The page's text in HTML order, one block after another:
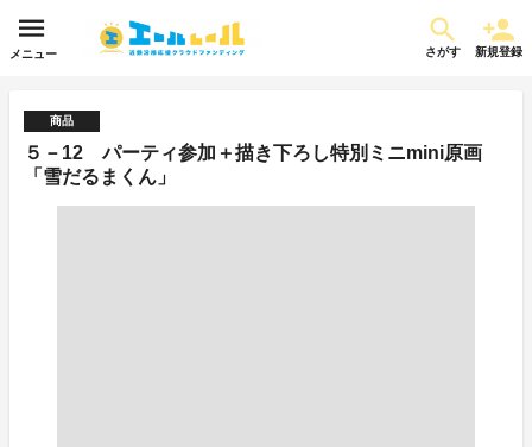
メニュー さがす 新規登録
商品
５－12 パーティ参加＋描き下ろし特別ミニmini原画
「雪だるまくん」